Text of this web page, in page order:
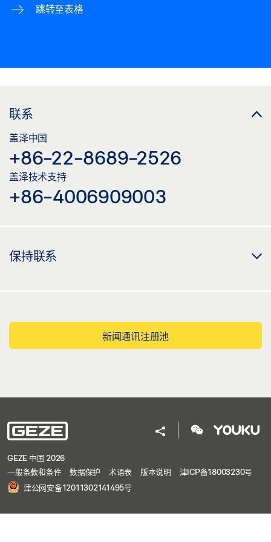
跳转至表格
联系
盖泽中国
+86-22-8689-2526
盖泽技术支持
+86-4006909003
保持联系
新闻通讯注册池
GEZE 中国 2026
一般条款和条件
数据保护 术语表 版本说明
津ICP备18003230号
津公网安备12011302141495号